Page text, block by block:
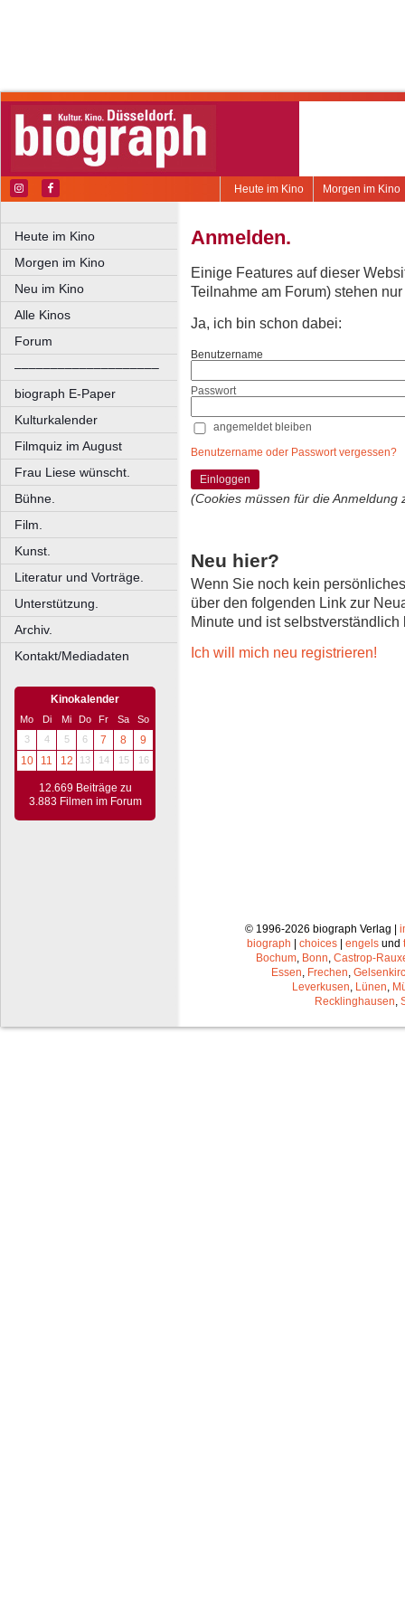
Morgen im Kino
Heute im Kino
Heute im Kino
Morgen im Kino
Neu im Kino
Alle Kinos
Forum
––––––––––––––––––––
biograph E-Paper
Kulturkalender
Filmquiz im August
Frau Liese wünscht.
Bühne.
Film.
Kunst.
Literatur und Vorträge.
Unterstützung.
Archiv.
Kontakt/Mediadaten
Kinokalender
Mo Di Mi Do Fr Sa
So
3
4 5 6 7 8
9
10
11 12 13 14 15 16
12.669 Beiträge zu
3.883 Filmen im Forum
Anmelden.
Einige Features auf dieser
Teilnahme am Forum) stehen
Ja, ich bin schon dabei:
Benutzername
Passwort
angemeldet bleiben
Benutzername oder Passwort vergessen?
Einloggen
(Cookies müssen für die Anmeldung
Neu hier?
Wenn Sie noch kein
über den folgenden Link zur
Minute und ist selbstverständlich
Ich will mich neu registrieren!
© 1996-2026 biograph Verlag |
biograph
choices engels und
Bochum, Bonn, Castrop-
Essen, Frechen,
Leverkusen, Lünen,
Recklinghausen,